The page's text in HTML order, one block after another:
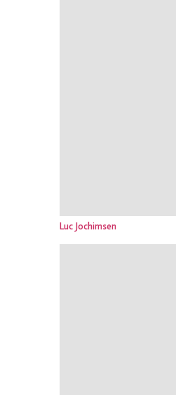
Luc Jochimsen